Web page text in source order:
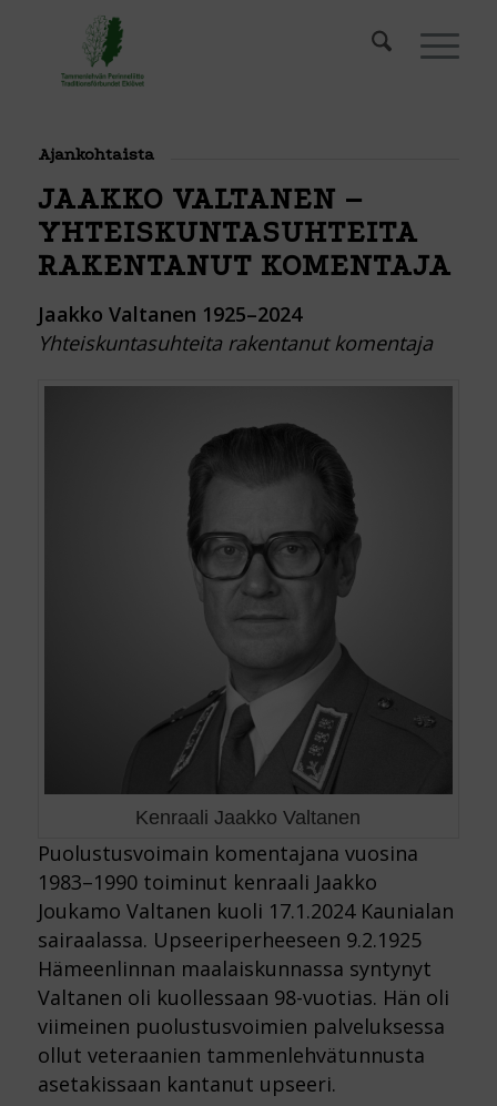
Ajankohtaista
JAAKKO VALTANEN –
YHTEISKUNTASUHTEITA
RAKENTANUT KOMENTAJA
Jaakko Valtanen 1925–2024
Yhteiskuntasuhteita rakentanut komentaja
Kenraali Jaakko Valtanen
Puolustusvoimain komentajana vuosina
1983–1990 toiminut kenraali Jaakko
Joukamo Valtanen kuoli 17.1.2024 Kaunialan
sairaalassa. Upseeriperheeseen 9.2.1925
Hämeenlinnan maalaiskunnassa syntynyt
Valtanen oli kuollessaan 98-vuotias. Hän oli
viimeinen puolustusvoimien palveluksessa
ollut veteraanien tammenlehvätunnusta
asetakissaan kantanut upseeri.